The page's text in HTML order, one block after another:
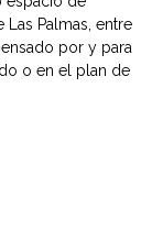
Palmas, entre
por y para
o en el plan de